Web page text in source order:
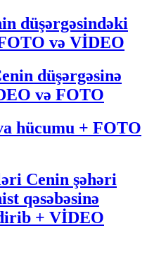
düşərgəsindəki
və VİDEO
düşərgəsinə
və FOTO
hücumu + FOTO
Cenin şəhəri
qəsəbəsinə
+ VİDEO